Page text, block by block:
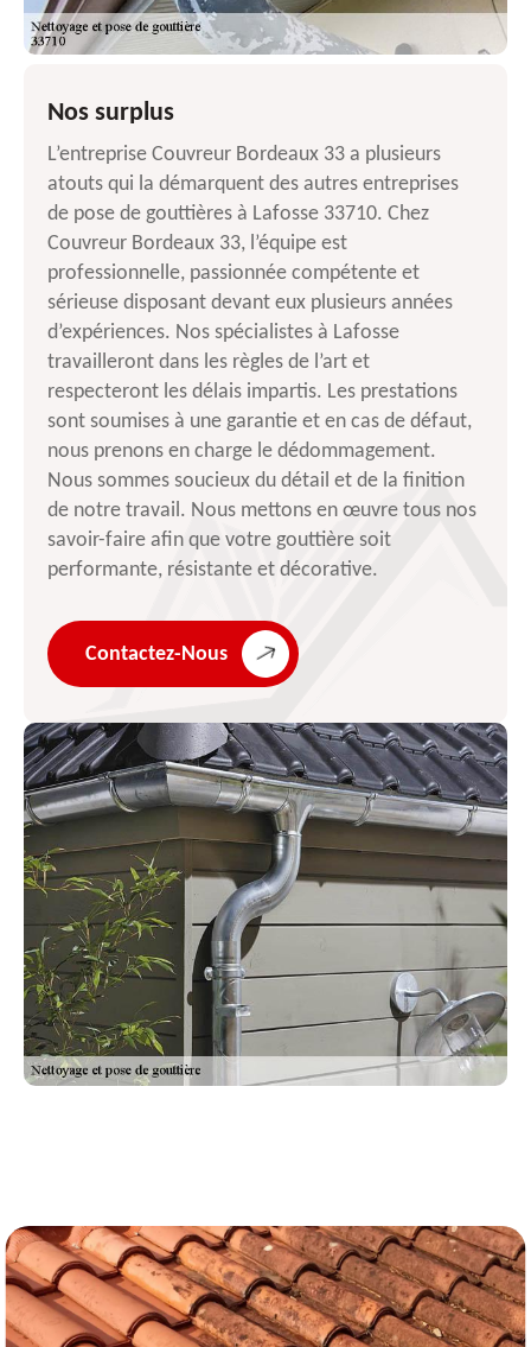
Nos surplus
L’entreprise Couvreur Bordeaux 33 a plusieurs
atouts qui la démarquent des autres entreprises
de pose de gouttières à Lafosse 33710. Chez
Couvreur Bordeaux 33, l’équipe est
professionnelle, passionnée compétente et
sérieuse disposant devant eux plusieurs années
d’expériences. Nos spécialistes à Lafosse
travailleront dans les règles de l’art et
respecteront les délais impartis. Les prestations
sont soumises à une garantie et en cas de défaut,
nous prenons en charge le dédommagement.
Nous sommes soucieux du détail et de la finition
de notre travail. Nous mettons en œuvre tous nos
savoir-faire afin que votre gouttière soit
performante, résistante et décorative.
Contactez-Nous